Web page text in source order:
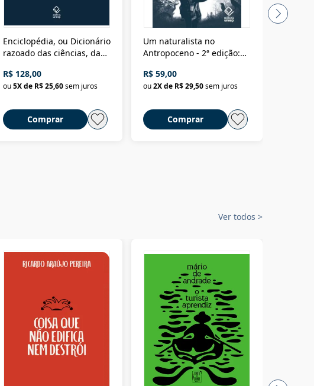
Enciclopédia, ou Dicionário
razoado das ciências, das
Civilização material
R$ 128,00
ou5X de R$ 25,60sem juros
Comprar
Um naturalista no
Antropoceno - 2ª edição:
selvagem
R$ 59,00
ou2X de R$ 29,50sem juros
Comprar
Ver todos >